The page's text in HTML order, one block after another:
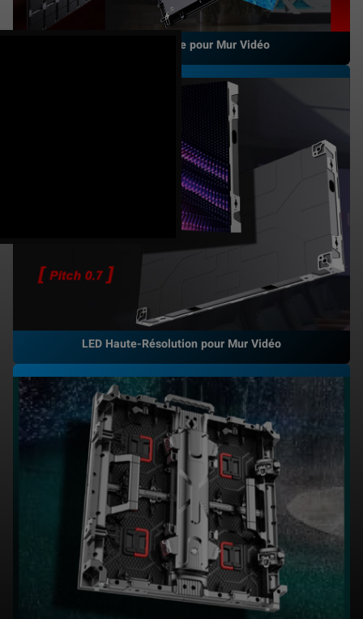
LED Fine-Bordure pour Mur Vidéo
LED Haute-Résolution pour Mur Vidéo